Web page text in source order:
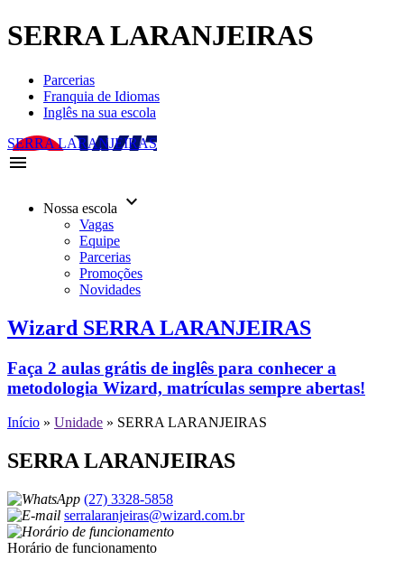
SERRA LARANJEIRAS
Parcerias
Franquia de Idiomas
Inglês na sua escola
SERRA LARANJEIRAS
menu
Nossa escola keyboard_arrow_down
Vagas
Equipe
Parcerias
Promoções
Novidades
Wizard SERRA LARANJEIRAS
Faça 2 aulas grátis de inglês para conhecer a
metodologia Wizard, matrículas sempre abertas!
Início » Unidade » SERRA LARANJEIRAS
SERRA LARANJEIRAS
(27) 3328-5858
serralaranjeiras@wizard.com.br
Horário de funcionamento